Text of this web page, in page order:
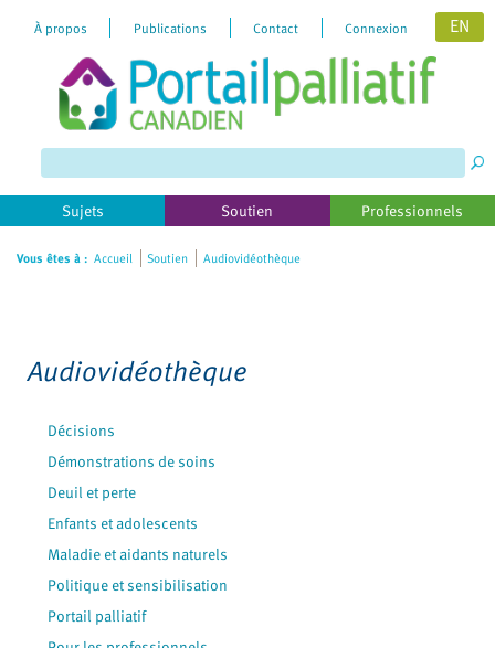
website
includes
an
accessibility
À propos Publications Contact Connexion EN
Sujets Soutien Professionnels
Vous êtes à : Accueil Soutien Audiovidéothèque
Audiovidéothèque
Décisions
Démonstrations de soins
Deuil et perte
Enfants et adolescents
Maladie et aidants naturels
Politique et sensibilisation
Portail palliatif